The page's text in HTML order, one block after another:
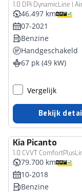
1.0 DPi DynamicLine |
46.497 km
07-2021
Benzine
Handgeschakeld
67 pk (49 kW)
Vergelijk
Bekijk
Kia Picanto
1.0 CVVT
79.700 km
10-2018
Benzine